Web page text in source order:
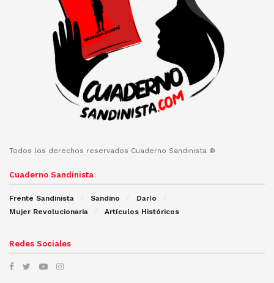
Todos los derechos reservados Cuaderno Sandinista ®
Cuaderno Sandinista
Frente Sandinista Sandino
Darío
Mujer Revolucionaria
Artículos Históricos
Redes Sociales